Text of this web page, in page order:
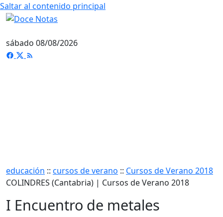
Saltar al contenido principal
sábado 08/08/2026
educación :: cursos de verano :: Cursos de Verano 2018
COLINDRES (Cantabria) | Cursos de Verano 2018
I Encuentro de metales